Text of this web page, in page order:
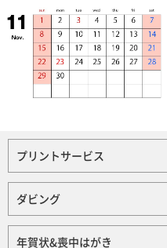
プリントサービス
ダビング
年賀状&喪中はがき